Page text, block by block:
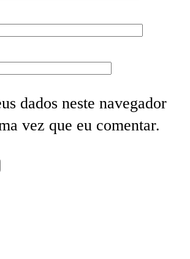
dados neste navegador
vez que eu comentar.